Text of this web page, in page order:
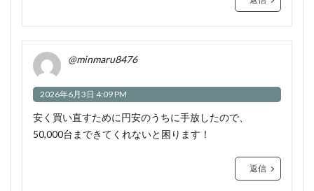
@minmaru8476
2026年6月3日 4:09 PM
安く買い直すために円安のうちに手放したので、
50,000台まできてくれないと困ります！
返信